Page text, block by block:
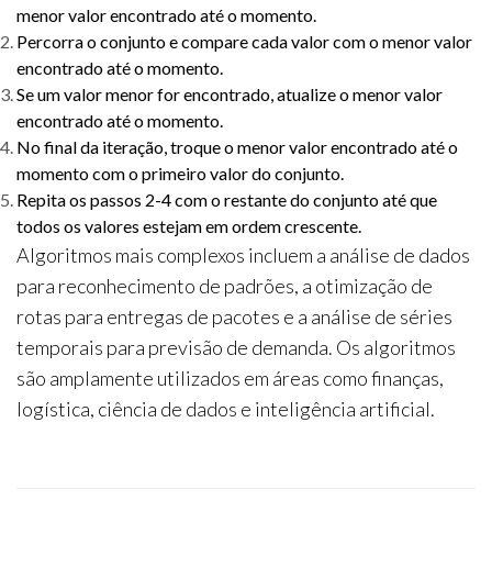
menor valor encontrado até o momento.
Percorra o conjunto e compare cada valor com o menor valor
encontrado até o momento.
Se um valor menor for encontrado, atualize o menor valor
encontrado até o momento.
No final da iteração, troque o menor valor encontrado até o
momento com o primeiro valor do conjunto.
Repita os passos 2-4 com o restante do conjunto até que
todos os valores estejam em ordem crescente.
Algoritmos mais complexos incluem a análise de dados
para reconhecimento de padrões, a otimização de
rotas para entregas de pacotes e a análise de séries
temporais para previsão de demanda. Os algoritmos
são amplamente utilizados em áreas como finanças,
logística, ciência de dados e inteligência artificial.